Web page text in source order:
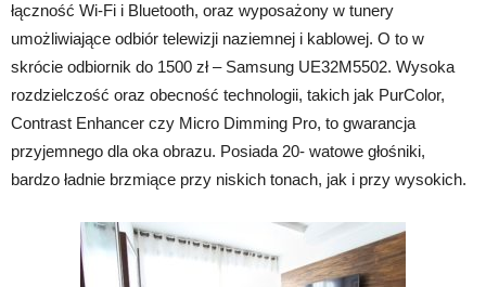
łączność Wi-Fi i Bluetooth, oraz wyposażony w tunery
umożliwiające odbiór telewizji naziemnej i kablowej. O to w
skrócie odbiornik do 1500 zł – Samsung UE32M5502. Wysoka
rozdzielczość oraz obecność technologii, takich jak PurColor,
Contrast Enhancer czy Micro Dimming Pro, to gwarancja
przyjemnego dla oka obrazu. Posiada 20- watowe głośniki,
bardzo ładnie brzmiące przy niskich tonach, jak i przy wysokich.